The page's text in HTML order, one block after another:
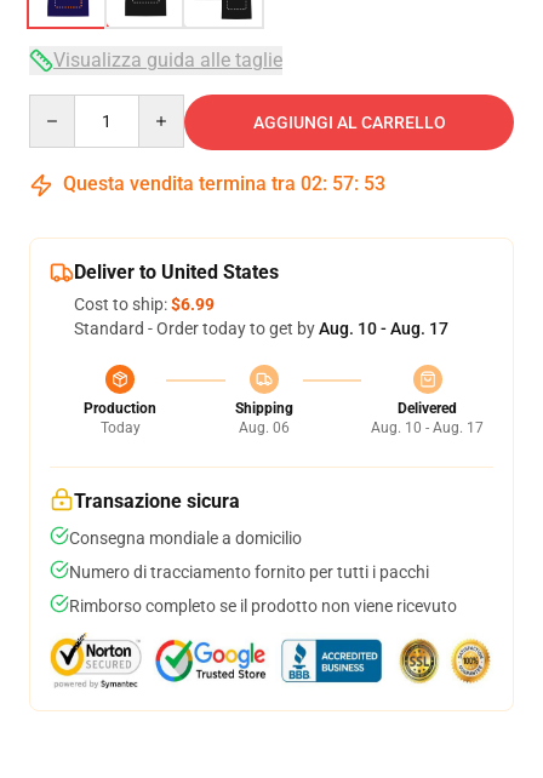
Visualizza guida alle taglie
AGGIUNGI AL CARRELLO
Questa vendita termina tra 02: 57: 53
Deliver to United States
Cost to ship:$6.99
Standard - Order today to get byAug. 10 - Aug. 17
Production
Today
Shipping
Aug. 06
Delivered
Aug. 10 - Aug. 17
Transazione sicura
Consegna mondiale a domicilio
Numero di tracciamento fornito per tutti i pacchi
Rimborso completo se il prodotto non viene ricevuto